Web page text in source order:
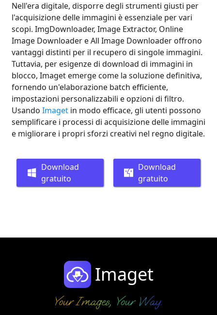
Nell'era digitale, disporre degli strumenti giusti per
l'acquisizione delle immagini è essenziale per vari
scopi. ImgDownloader, Image Extractor, Online
Image Downloader e All Image Downloader offrono
vantaggi distinti per il recupero di singole immagini.
Tuttavia, per esigenze di download di immagini in
blocco, Imaget emerge come la soluzione definitiva,
fornendo un'elaborazione batch efficiente,
impostazioni personalizzabili e opzioni di filtro.
Usando Imaget in modo efficace, gli utenti possono
semplificare i processi di acquisizione delle immagini
e migliorare i propri sforzi creativi nel regno digitale.
Download
gratuito
Download
gratuito
Imaget